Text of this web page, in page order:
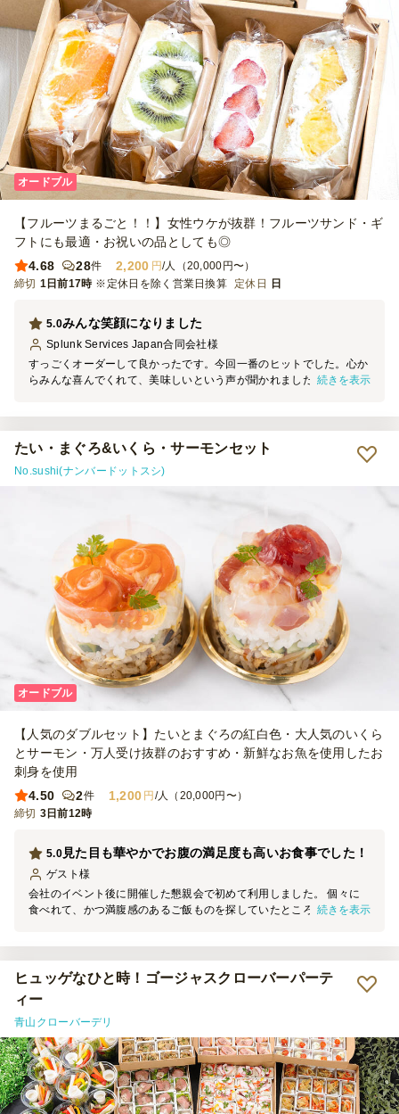
オードブル
【フルーツまるごと！！】女性ウケが抜群！フルーツサンド・ギ
フトにも最適・お祝いの品としても◎
4.68
28件 2,200 円/人（20,000円〜）
締切 1日前17時 ※定休日を除く営業日換算 定休日 日
みんな笑顔になりました
5.0
Splunk Services Japan合同会社様
すっごくオーダーして良かったです。今回一番のヒットでした。心か
らみんな喜んでくれて、美味しいという声が聞かれました。イメージ
続きを表示
たい・まぐろ&いくら・サーモンセット
No.sushi(ナンバードットスシ)
オードブル
【人気のダブルセット】たいとまぐろの紅白色・大人気のいくら
とサーモン・万人受け抜群のおすすめ・新鮮なお魚を使用したお
刺身を使用
4.50
2件 1,200 円 /人（20,000円〜）
締切 3日前12時
見た目も華やかでお腹の満足度も高いお食事でした！
5.0
ゲスト 様
会社のイベント後に開催した懇親会で初めて利用しました。 個々に
食べれて、かつ満腹感のあるご飯ものを探していたところ、こちらを
美味しかったです。 ご飯部分も混ぜ飯とすし飯の2層になっていて、
最後まで飽きることなく食べれました！ 参加した社員の満足度も高
続きを表示
ヒュッゲなひと時！ゴージャスクローバーパーテ
ィー
青山クローバーデリ